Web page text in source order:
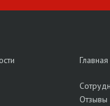
Главная
Отзывы